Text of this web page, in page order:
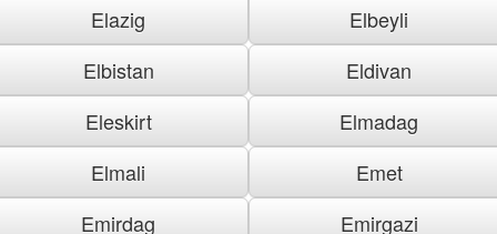
Elazig
Elbeyli
Elbistan
Eldivan
Eleskirt
Elmadag
Elmali
Emet
Emirdag
Emirgazi